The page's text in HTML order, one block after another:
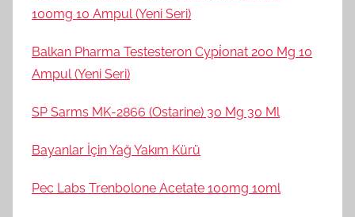
100mg 10 Ampul (Yeni Seri)
Balkan Pharma Testesteron Cypi̇onat 200 Mg 10
Ampul (Yeni Seri)
SP Sarms MK-2866 (Ostarine) 30 Mg 30 Ml
Bayanlar İçin Yağ Yakım Kürü
Pec Labs Trenbolone Acetate 100mg 10ml